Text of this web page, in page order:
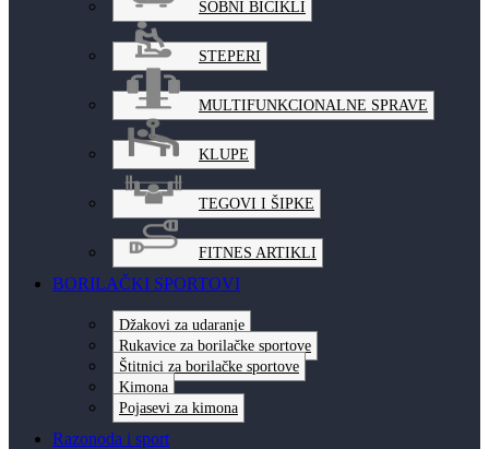
SOBNI BICIKLI
STEPERI
MULTIFUNKCIONALNE SPRAVE
KLUPE
TEGOVI I ŠIPKE
FITNES ARTIKLI
BORILAČKI SPORTOVI
Džakovi za udaranje
Rukavice za borilačke sportove
Štitnici za borilačke sportove
Kimona
Pojasevi za kimona
Razonoda i sport